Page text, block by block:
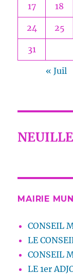
17 18
24 25
31
« Juil
MAIRIE
CONSEIL
LE
CONSEIL
LE 1er